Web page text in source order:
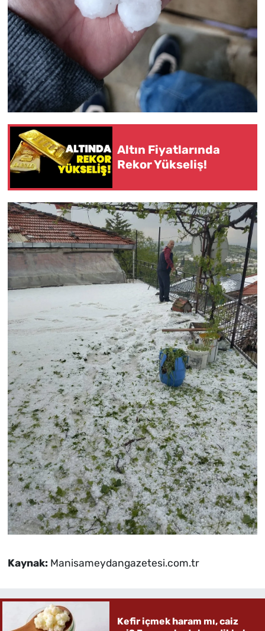
Altın Fiyatlarında
Rekor Yükseliş!
Kaynak: Manisameydangazetesi.com.tr
Kefir içmek haram mı, caiz